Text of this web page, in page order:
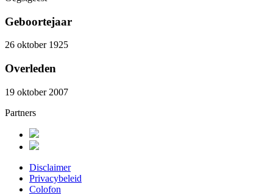
Geboortejaar
26 oktober 1925
Overleden
19 oktober 2007
Partners
Disclaimer
Privacybeleid
Colofon